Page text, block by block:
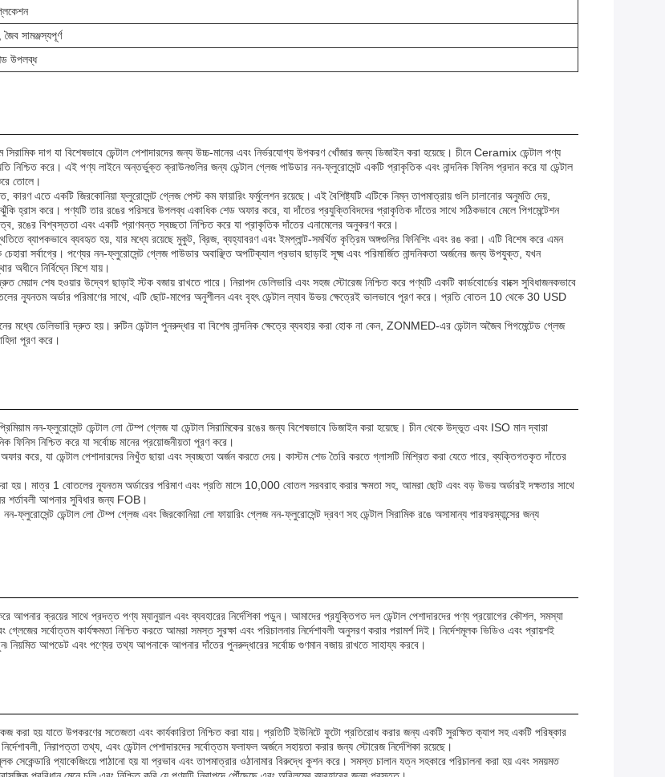
সামঞ্জস্যপূর্ণ
উপলব্ধ
দাগ যা বিশেষভাবে ডেন্টাল পেশাদারদের জন্য উচ্চ-মানের এবং নির্ভরযোগ্য উপকরণ খোঁজার জন্য ডিজাইন করা হয়েছে। চীনে Ceramix ডেন্টাল পণ্য
নিশ্চিত করে। এই পণ্য লাইনে অন্তর্ভুক্ত ক্রাউনগুলির জন্য ডেন্টাল গ্লেজ পাউডার নন-ফ্লুরোসেন্ট একটি প্রাকৃতিক এবং নান্দনিক ফিনিস প্রদান করে যা ডেন্টাল
তোলে।
এতে একটি জিরকোনিয়া ফ্লুরোসেন্ট গ্লেজ পেস্ট কম ফায়ারিং ফর্মুলেশন রয়েছে। এই বৈশিষ্ট্যটি এটিকে নিম্ন তাপমাত্রায় গুলি চালানোর অনুমতি দেয়,
হ্রাস করে। পণ্যটি তার রঙের পরিসরে উপলব্ধ একাধিক শেড অফার করে, যা দাঁতের প্রযুক্তিবিদদের প্রাকৃতিক দাঁতের সাথে সঠিকভাবে মেলে পিগমেন্টেশন
রঙের বিশ্বস্ততা এবং একটি প্রাণবন্ত স্বচ্ছতা নিশ্চিত করে যা প্রাকৃতিক দাঁতের এনামেলের অনুকরণ করে।
ব্যাপকভাবে ব্যবহৃত হয়, যার মধ্যে রয়েছে মুকুট, ব্রিজ, ব্যহ্যাবরণ এবং ইমপ্লান্ট-সমর্থিত কৃত্রিম অঙ্গগুলির ফিনিশিং এবং রঙ করা। এটি বিশেষ করে এমন
চেহারা সর্বাগ্রে। পণ্যের নন-ফ্লুরোসেন্ট গ্লেজ পাউডার অবাঞ্ছিত অপটিক্যাল প্রভাব ছাড়াই সূক্ষ্ম এবং পরিমার্জিত নান্দনিকতা অর্জনের জন্য উপযুক্ত, যখন
নির্বিঘ্নে মিশে যায়।
মেয়াদ শেষ হওয়ার উদ্বেগ ছাড়াই স্টক বজায় রাখতে পারে। নিরাপদ ডেলিভারি এবং সহজ স্টোরেজ নিশ্চিত করে পণ্যটি একটি কার্ডবোর্ডের বাক্সে সুবিধাজনকভাবে
ন্যূনতম অর্ডার পরিমাণের সাথে, এটি ছোট-মাপের অনুশীলন এবং বৃহৎ ডেন্টাল ল্যাব উভয় ক্ষেত্রেই ভালভাবে পূরণ করে। প্রতি বোতল 10 থেকে 30 USD
মধ্যে ডেলিভারি দ্রুত হয়। রুটিন ডেন্টাল পুনরুদ্ধার বা বিশেষ নান্দনিক ক্ষেত্রে ব্যবহার করা হোক না কেন, ZONMED-এর ডেন্টাল অজৈব পিগমেন্টেড গ্লেজ
পূরণ করে।
নন-ফ্লুরোসেন্ট ডেন্টাল লো টেম্প গ্লেজ যা ডেন্টাল সিরামিকের রঙের জন্য বিশেষভাবে ডিজাইন করা হয়েছে। চীন থেকে উদ্ভূত এবং ISO মান দ্বারা
নিশ্চিত করে যা সর্বোচ্চ মানের প্রয়োজনীয়তা পূরণ করে।
করে, যা ডেন্টাল পেশাদারদের নিখুঁত ছায়া এবং স্বচ্ছতা অর্জন করতে দেয়। কাস্টম শেড তৈরি করতে গ্লাসটি মিশ্রিত করা যেতে পারে, ব্যক্তিগতকৃত দাঁতের
করা হয়। মাত্র 1 বোতলের ন্যূনতম অর্ডারের পরিমাণ এবং প্রতি মাসে 10,000 বোতল সরবরাহ করার ক্ষমতা সহ, আমরা ছোট এবং বড় উভয় অর্ডারই দক্ষতার সাথে
শর্তাবলী আপনার সুবিধার জন্য FOB।
ডেন্টাল লো টেম্প গ্লেজ এবং জিরকোনিয়া লো ফায়ারিং গ্লেজ নন-ফ্লুরোসেন্ট দ্রবণ সহ ডেন্টাল সিরামিক রঙে অসামান্য পারফরম্যান্সের জন্য
আপনার ক্রয়ের সাথে প্রদত্ত পণ্য ম্যানুয়াল এবং ব্যবহারের নির্দেশিকা পড়ুন। আমাদের প্রযুক্তিগত দল ডেন্টাল পেশাদারদের পণ্য প্রয়োগের কৌশল, সমস্যা
সর্বোত্তম কার্যক্ষমতা নিশ্চিত করতে আমরা সমস্ত সুরক্ষা এবং পরিচালনার নির্দেশাবলী অনুসরণ করার পরামর্শ দিই। নির্দেশমূলক ভিডিও এবং প্রায়শই
নিয়মিত আপডেট এবং পণ্যের তথ্য আপনাকে আপনার দাঁতের পুনরুদ্ধারের সর্বোচ্চ গুণমান বজায় রাখতে সাহায্য করবে।
করা হয় যাতে উপকরণের সতেজতা এবং কার্যকারিতা নিশ্চিত করা যায়। প্রতিটি ইউনিটে ফুটো প্রতিরোধ করার জন্য একটি সুরক্ষিত ক্যাপ সহ একটি পরিষ্কার
নিরাপত্তা তথ্য, এবং ডেন্টাল পেশাদারদের সর্বোত্তম ফলাফল অর্জনে সহায়তা করার জন্য স্টোরেজ নির্দেশিকা রয়েছে।
সেকেন্ডারি প্যাকেজিংয়ে পাঠানো হয় যা প্রভাব এবং তাপমাত্রার ওঠানামার বিরুদ্ধে কুশন করে। সমস্ত চালান যত্ন সহকারে পরিচালনা করা হয় এবং সময়মত